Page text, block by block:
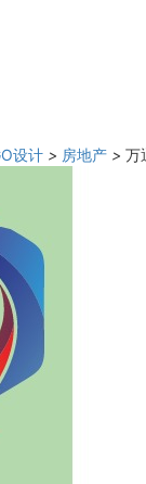
设计 > 房地产 > 万